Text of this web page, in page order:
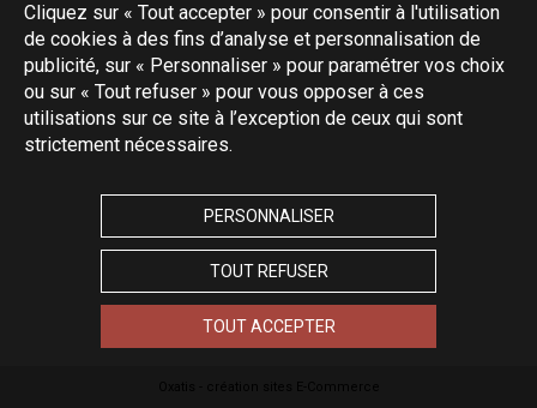
Cliquez sur « Tout accepter » pour consentir à l'utilisation
de cookies à des fins d’analyse et personnalisation de
publicité, sur « Personnaliser » pour paramétrer vos choix
ou sur « Tout refuser » pour vous opposer à ces
utilisations sur ce site à l’exception de ceux qui sont
strictement nécessaires.
PERSONNALISER
TOUT REFUSER
TOUT ACCEPTER